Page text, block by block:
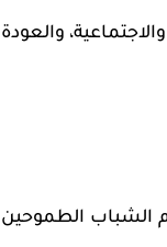
والعودة
الشباب الطموحين